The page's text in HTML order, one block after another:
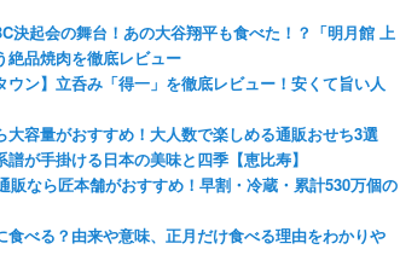
決起会の舞台！あの大谷翔平も食べた！？「明月館 上
絶品焼肉を徹底レビュー
ウン】立呑み「得一」を徹底レビュー！安くて旨い人
大容量がおすすめ！大人数で楽しめる通販おせち3選
譜が手掛ける日本の美味と四季【恵比寿】
販なら匠本舗がおすすめ！早割・冷蔵・累計530万個の
食べる？由来や意味、正月だけ食べる理由をわかりや